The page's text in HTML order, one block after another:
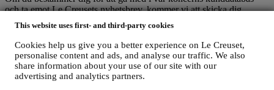
This website uses first- and third-party cookies
Cookies help us give you a better experience on Le Creuset,
personalise content and ads, and analyse our traffic. We also
share information about your use of our site with our
advertising and analytics partners.
och ta emot Le Creusets nyhetsbrev, kommer vi att skicka dig
särskild information och meddela när nya produkter lanseras och om
det finns några exklusiva erbjudanden samt berätta om kommande
matlagningsevenemang och dylikt eller särskilda erbjudanden åt just
dig.
Det är du som har kontroll över dina uppgifter
Kom ihåg att du har kontroll över dina uppgifter och att du när som